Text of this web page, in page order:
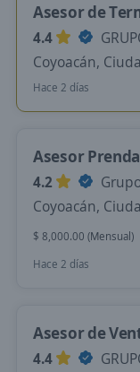
Asesor de
4.4
Coyoacán,
Hace 2 días
Asesor
4.2
Coyoacán,
$ 8,000.00 (Mensual)
Hace 2 días
Asesor de
4.4